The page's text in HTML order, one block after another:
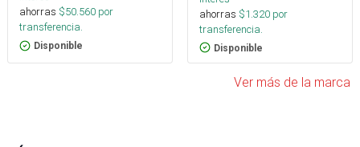
ahorras $50.560 por
transferencia.
Disponible
ahorras $1.320 por
transferencia.
Disponible
Ver más de la marca